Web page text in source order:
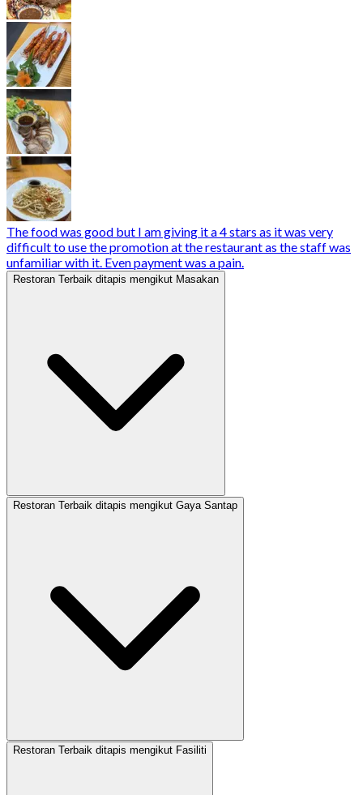
The food was good but I am giving it a 4 stars as it was very
difficult to use the promotion at the restaurant as the staff was
unfamiliar with it. Even payment was a pain.
Restoran Terbaik ditapis mengikut Masakan
Restoran Terbaik ditapis mengikut Gaya Santap
Restoran Terbaik ditapis mengikut Fasiliti